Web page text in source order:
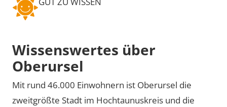
Wissenswertes über
Oberursel
Mit rund 46.000 Einwohnern ist Oberursel die
zweitgrößte Stadt im Hochtaunuskreis und die